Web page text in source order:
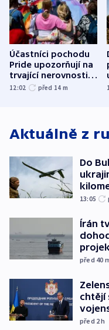
Účastníci pochodu
Pride upozorňují na
trvající nerovnosti i
společenskou
12:02 před 14 m
Aktuálně z
Do
13:05
Írán
před 40
chtějí
před 2h